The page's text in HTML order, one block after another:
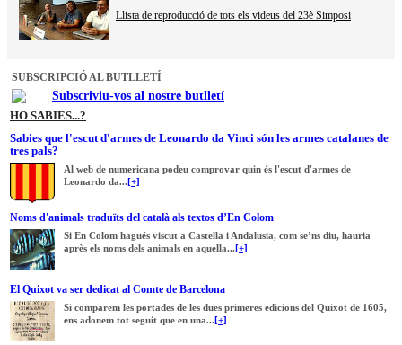
Llista de reproducció de tots els videus del 23è Simposi
SUBSCRIPCIÓ AL BUTLLETÍ
Subscriviu-vos al nostre butlletí
HO SABIES...?
Sabies que l'escut d'armes de Leonardo da Vinci són les armes catalanes de
tres pals?
Al web de numericana podeu comprovar quin és l'escut d'armes de
Leonardo da...[+]
Noms d'animals traduïts del català als textos d’En Colom
Si En Colom hagués viscut a Castella i Andalusia, com se’ns diu, hauria
après els noms dels animals en aquella...[+]
El Quixot va ser dedicat al Comte de Barcelona
Si comparem les portades de les dues primeres edicions del Quixot de 1605,
ens adonem tot seguit que en una...[+]